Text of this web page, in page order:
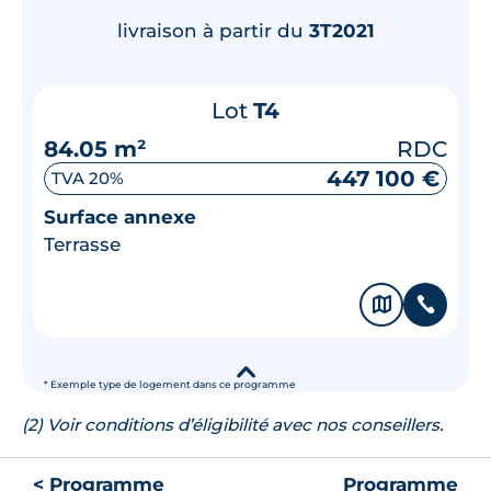
* Exemple type de logement dans ce programme
livraison à partir du 3T2021
Lot T4
84.05 m²
RDC
TVA 20% 447 100 €
Surface annexe
Terrasse
🗞 📞
▾
(2) Voir conditions d’éligibilité avec nos conseillers.
< Programme Programme